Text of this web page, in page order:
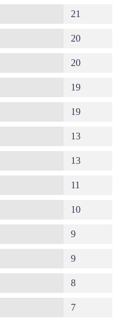
21
20
20
19
19
13
13
11
10
9
9
8
7